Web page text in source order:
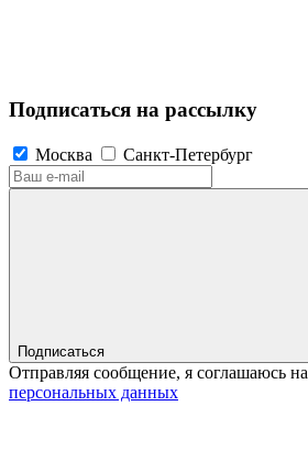
Подписаться на рассылку
Москва Санкт-Петербург
Подписаться
Отправляя сообщение, я соглашаюсь на
персональных данных